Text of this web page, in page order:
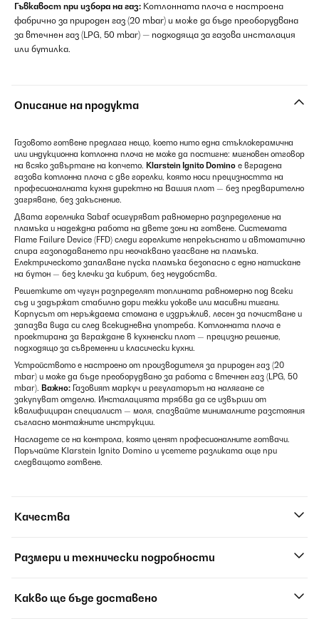
Гъвкавост при избора на газ: Котлонната плоча е настроена
фабрично за природен газ (20 mbar) и може да бъде преоборудвана
за втечнен газ (LPG, 50 mbar) — подходяща за газова инсталация
или бутилка.
Описание на продукта
Газовото готвене предлага нещо, което нито една стъклокерамична
или индукционна котлонна плоча не може да постигне: мигновен отговор
на всяко завъртане на копчето. Klarstein Ignito Domino е вградена
газова котлонна плоча с две горелки, която носи прецизността на
професионалната кухня директно на Вашия плот — без предварително
загряване, без закъснение.
Двата горелника Sabaf осигуряват равномерно разпределение на
пламъка и надеждна работа на двете зони на готвене. Системата
Flame Failure Device (FFD) следи горелките непрекъснато и автоматично
спира газоподаването при неочаквано угасване на пламъка.
Електрическото запалване пуска пламъка безопасно с едно натискане
на бутон — без клечки за кибрит, без неудобства.
Решетките от чугун разпределят топлината равномерно под всеки
съд и задържат стабилно дори тежки уокове или масивни тигани.
Корпусът от неръждаема стомана е издръжлив, лесен за почистване и
запазва вида си след всекидневна употреба. Котлонната плоча е
проектирана за вграждане в кухненски плот — прецизно решение,
подходящо за съвременни и класически кухни.
Устройството е настроено от производителя за природен газ (20
mbar) и може да бъде преоборудвано за работа с втечнен газ (LPG, 50
mbar). Важно: Газовият маркуч и регулаторът на налягане се
закупуват отделно. Инсталацията трябва да се извърши от
квалифициран специалист — моля, спазвайте минималните разстояния
съгласно монтажните инструкции.
Насладете се на контрола, която ценят професионалните готвачи.
Поръчайте Klarstein Ignito Domino и усетете разликата още при
следващото готвене.
Качества
Размери и технически подробности
Какво ще бъде доставено